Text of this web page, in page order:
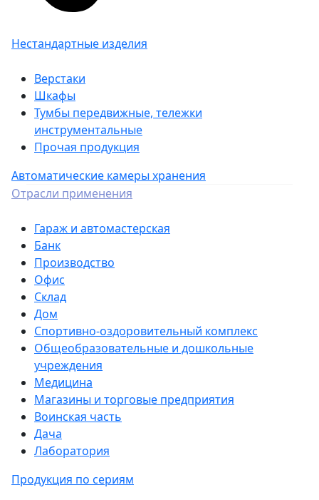
Нестандартные изделия
Верстаки
Шкафы
Тумбы передвижные, тележки
инструментальные
Прочая продукция
Автоматические камеры хранения
Отрасли применения
Гараж и автомастерская
Банк
Производство
Офис
Склад
Дом
Спортивно-оздоровительный комплекс
Общеобразовательные и дошкольные
учреждения
Медицина
Магазины и торговые предприятия
Воинская часть
Дача
Лаборатория
Продукция по сериям